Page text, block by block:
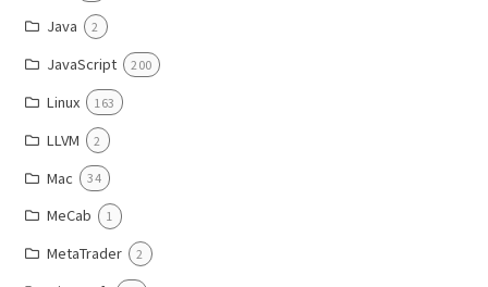
Java 2
JavaScript 200
Linux 163
LLVM 2
Mac 34
MeCab 1
MetaTrader 2